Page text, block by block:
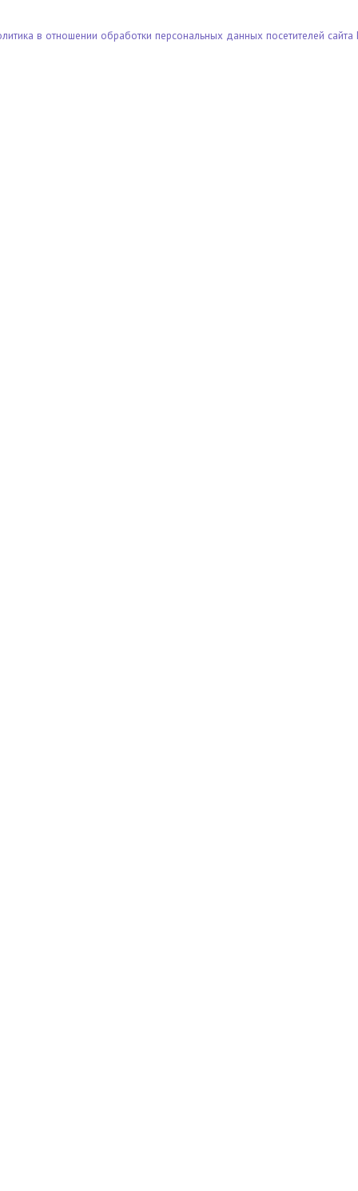
в отношении обработки персональных данных посетителей